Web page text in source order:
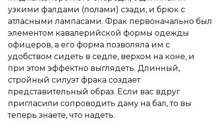
узкими фалдами (полами) сзади, и брюк с
атласными лампасами. Фрак первоначально был
элементом кавалерийской формы одежды
офицеров, а его форма позволяла им с
удобством сидеть в седле, верхом на коне, и
при этом эффектно выглядеть. Длинный,
стройный силуэт фрака создает
представительный образ. Если вас вдруг
пригласили сопроводить даму на бал, то вы
теперь знаете, что надеть.